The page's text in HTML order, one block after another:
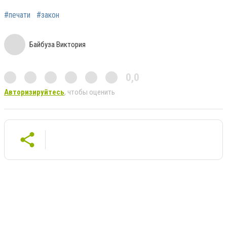
#печати #закон
Байбуза Виктория
0,0
Авторизируйтесь, чтобы оценить